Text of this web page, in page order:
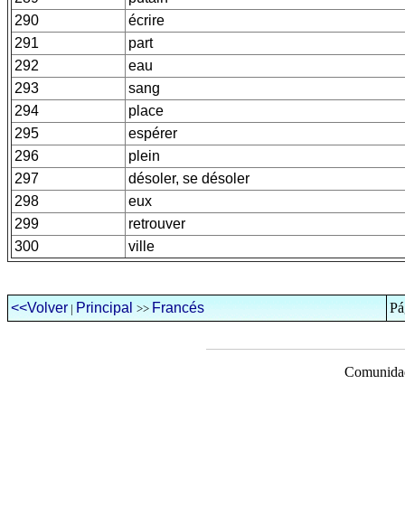
290
écrire
291
part
292
eau
293
sang
294
place
295
espérer
296
plein
297
désoler, se désoler
298
eux
299
retrouver
300
ville
<<Volver | Principal >> Francés